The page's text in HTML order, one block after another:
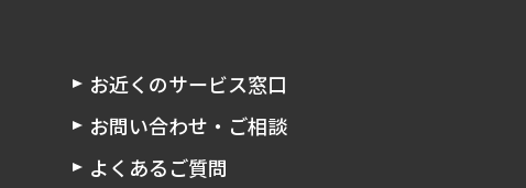
お近くのサービス窓口
お問い合わせ・ご相談
よくあるご質問